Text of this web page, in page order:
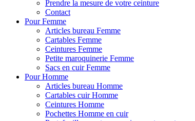
Prendre la mesure de votre ceinture
Contact
Pour Femme
Articles bureau Femme
Cartables Femme
Ceintures Femme
Petite maroquinerie Femme
Sacs en cuir Femme
Pour Homme
Articles bureau Homme
Cartables cuir Homme
Ceintures Homme
Pochettes Homme en cuir